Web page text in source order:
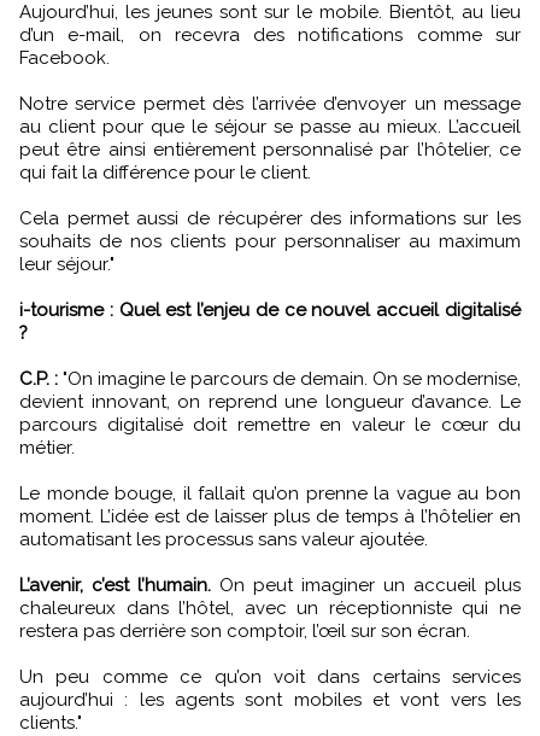
Aujourd’hui, les jeunes sont sur le mobile. Bientôt, au lieu
d’un e-mail, on recevra des notifications comme sur
Facebook.
Notre service permet dès l’arrivée d’envoyer un message
au client pour que le séjour se passe au mieux. L’accueil
peut être ainsi entièrement personnalisé par l’hôtelier, ce
qui fait la différence pour le client.
Cela permet aussi de récupérer des informations sur les
souhaits de nos clients pour personnaliser au maximum
leur séjour."
i-tourisme : Quel est l’enjeu de ce nouvel accueil digitalisé
?
C.P. : "On imagine le parcours de demain. On se modernise,
devient innovant, on reprend une longueur d’avance. Le
parcours digitalisé doit remettre en valeur le cœur du
métier.
Le monde bouge, il fallait qu’on prenne la vague au bon
moment. L’idée est de laisser plus de temps à l’hôtelier en
automatisant les processus sans valeur ajoutée.
L’avenir, c’est l’humain. On peut imaginer un accueil plus
chaleureux dans l’hôtel, avec un réceptionniste qui ne
restera pas derrière son comptoir, l’œil sur son écran.
Un peu comme ce qu’on voit dans certains services
aujourd’hui : les agents sont mobiles et vont vers les
clients."